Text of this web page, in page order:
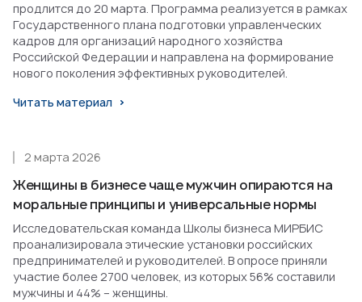
продлится до 20 марта. Программа реализуется в рамках
Государственного плана подготовки управленческих
кадров для организаций народного хозяйства
Российской Федерации и направлена на формирование
нового поколения эффективных руководителей.
Читать материал
Женщины в бизнесе чаще мужчин опираются на
моральные принципы и универсальные нормы
2 марта 2026
Исследовательская команда Школы бизнеса МИРБИС
проанализировала этические установки российских
предпринимателей и руководителей. В опросе приняли
участие более 2700 человек, из которых 56% составили
мужчины и 44% – женщины.